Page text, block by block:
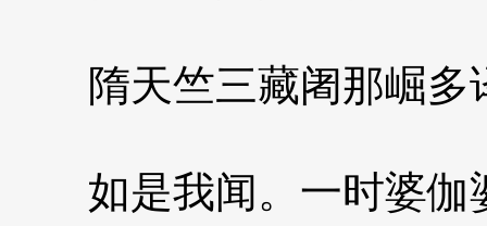
隋天竺三藏阇那崛多
如是我闻。一时婆伽